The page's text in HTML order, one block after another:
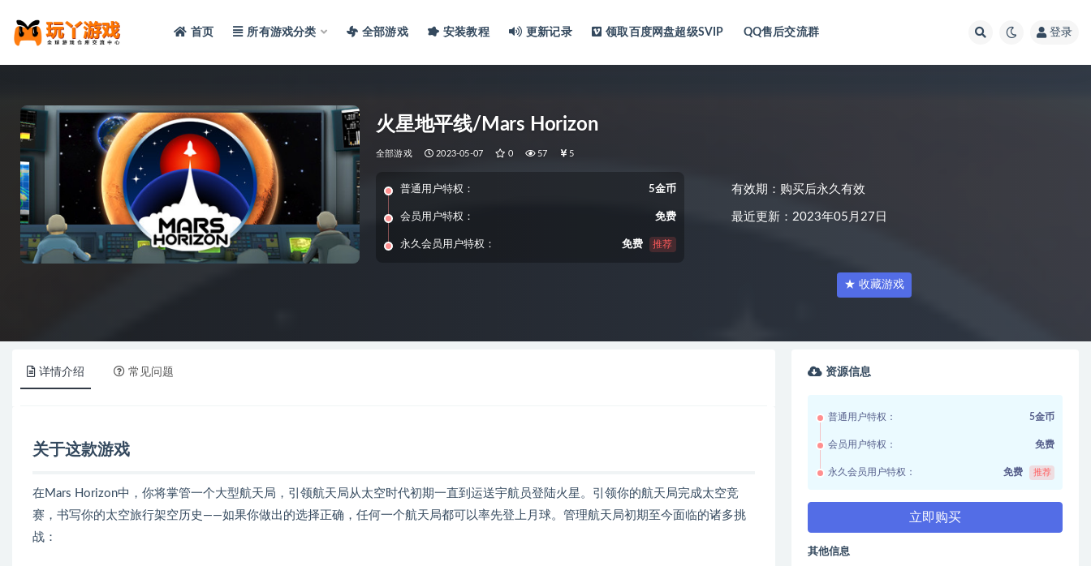
首页 所有游戏分类 全部游戏 安装教程 更新记录 领取百度网盘超级SVIP QQ售后交流群 登录
火星地平线/Mars Horizon
全部游戏 2023-05-07 0 57 5
普通用户特权： 5金币
会员用户特权： 免费
永久会员用户特权： 免费 推荐
有效期：购买后永久有效
最近更新：2023年05月27日
★ 收藏游戏
详情介绍 常见问题
关于这款游戏
在Mars Horizon中，你将掌管一个大型航天局，引领航天局从太空时代初期一直到运送宇航员登陆火星。引领你的航天局完成太空竞
赛，书写你的太空旅行架空历史——如果你做出的选择正确，任何一个航天局都可以率先登上月球。管理航天局初期至今面临的诸多挑
战：
资源信息
普通用户特权： 5金币
会员用户特权： 免费
永久会员用户特权： 免费 推荐
立即购买
其他信息